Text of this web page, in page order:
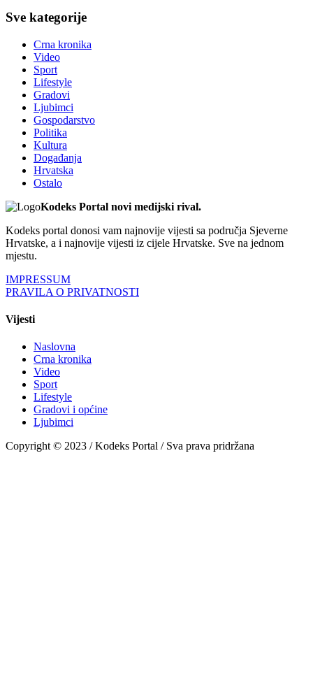
Sve kategorije
Crna kronika
Video
Sport
Lifestyle
Gradovi
Ljubimci
Gospodarstvo
Politika
Kultura
Događanja
Hrvatska
Ostalo
Kodeks Portal novi medijski rival.
Kodeks portal donosi vam najnovije vijesti sa područja Sjeverne
Hrvatske, a i najnovije vijesti iz cijele Hrvatske. Sve na jednom
mjestu.
IMPRESSUM
PRAVILA O PRIVATNOSTI
Vijesti
Naslovna
Crna kronika
Video
Sport
Lifestyle
Gradovi i općine
Ljubimci
Copyright © 2023 / Kodeks Portal / Sva prava pridržana